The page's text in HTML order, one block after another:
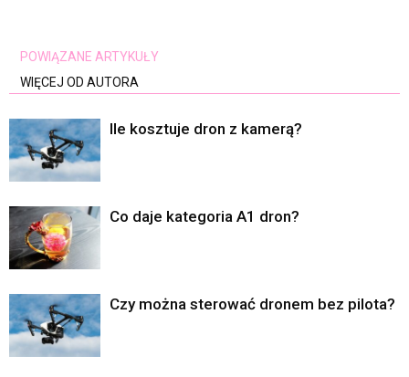
POWIĄZANE ARTYKUŁY
WIĘCEJ OD AUTORA
Ile kosztuje dron z kamerą?
Co daje kategoria A1 dron?
Czy można sterować dronem bez pilota?